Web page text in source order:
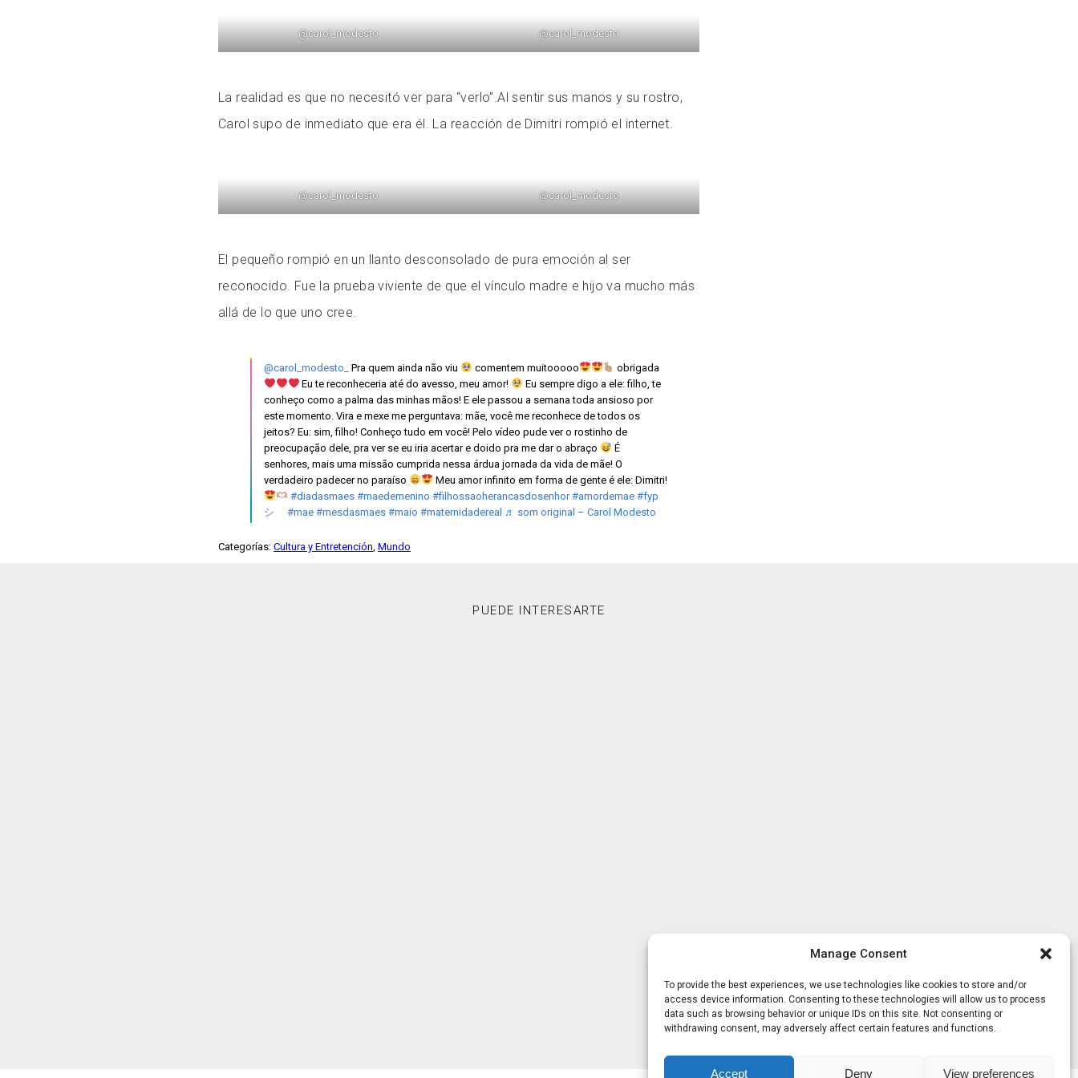
Manage Consent
To provide the best experiences, we use technologies like cookies to store and/or
access device information. Consenting to these technologies will allow us to process
data such as browsing behavior or unique IDs on this site. Not consenting or
withdrawing consent, may adversely affect certain features and functions.
Accept Deny View preferences
@carol_modesto @carol_modesto
La realidad es que no necesitó ver para “verlo”.Al sentir sus manos y su rostro,
Carol supo de inmediato que era él. La reacción de Dimitri rompió el internet.
@carol_modesto @carol_modesto
El pequeño rompió en un llanto desconsolado de pura emoción al ser
reconocido. Fue la prueba viviente de que el vínculo madre e hijo va mucho más
allá de lo que uno cree.
@carol_modesto_ Pra quem ainda não viu comentem muitooooo
obrigada
Eu te reconheceria até do avesso, meu amor!
Eu sempre digo a ele: filho, te
conheço como a palma das minhas mãos! E ele passou a semana toda ansioso por
este momento. Vira e mexe me perguntava: mãe, você me reconhece de todos os
jeitos? Eu: sim, filho! Conheço tudo em você! Pelo vídeo pude ver o rostinho de
preocupação dele, pra ver se eu iria acertar e doido pra me dar o abraço
É
senhores, mais uma missão cumprida nessa árdua jornada da vida de mãe! O
verdadeiro padecer no paraíso
Meu amor infinito em forma de gente é ele: Dimitri!
#diadasmaes #maedemenino #filhossaoherancasdosenhor #amordemae #fyp
シ゚
#mae #mesdasmaes #maio #maternidadereal ♬ som original – Carol Modesto
Categorías: Cultura y Entretención Mundo
PUEDE INTERESARTE